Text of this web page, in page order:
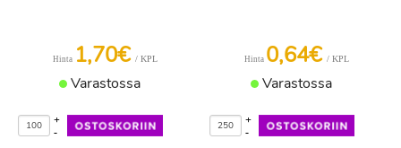
Hinta 1,70€ / KPL
Varastossa
-
+
Hinta 0,64€ / KPL
Varastossa
-
+